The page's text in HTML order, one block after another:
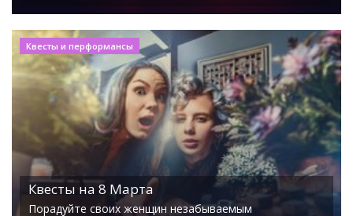
Квесты и перформансы
Квесты на 8 Марта
Порадуйте своих женщин незабываемым